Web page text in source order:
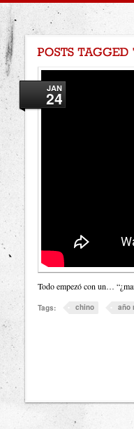
JAN
24
Todo empezó con un…
Tags: chino año